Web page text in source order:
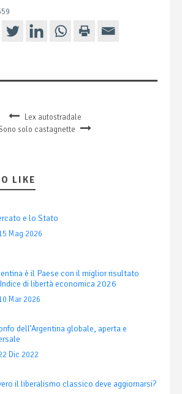
Lex autostradale
solo castagnette
LIKE
e lo Stato
Mag 2026
è il Paese con il miglior risultato
di libertà economica 2026
Mar 2026
dell’Argentina globale, aperta e
Dic 2022
il liberalismo classico deve aggiornarsi?